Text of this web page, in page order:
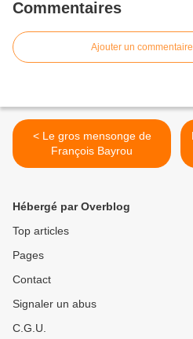
Commentaires
Ajouter un commentaire
< Le gros mensonge de
François Bayrou
Hébergé par Overblog
Top articles
Pages
Contact
Signaler un abus
C.G.U.